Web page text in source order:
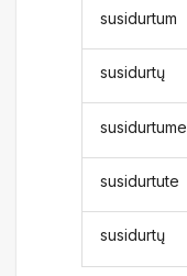
susidurtum
susidurtų
susidurtume
susidurtute
susidurtų